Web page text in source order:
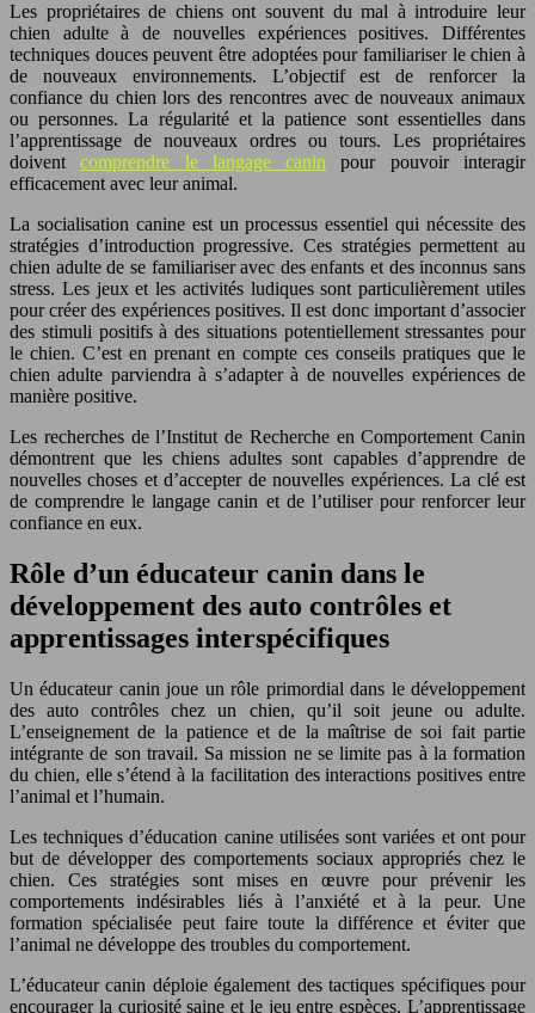
Les propriétaires de chiens ont souvent du mal à introduire leur
chien adulte à de nouvelles expériences positives. Différentes
techniques douces peuvent être adoptées pour familiariser le chien à
de nouveaux environnements. L’objectif est de renforcer la
confiance du chien lors des rencontres avec de nouveaux animaux
ou personnes. La régularité et la patience sont essentielles dans
l’apprentissage de nouveaux ordres ou tours. Les propriétaires
doiventcomprendre le langage canin pour pouvoir interagir
efficacement avec leur animal.
La socialisation canine est un processus essentiel qui nécessite des
stratégies d’introduction progressive. Ces stratégies permettent au
chien adulte de se familiariser avec des enfants et des inconnus sans
stress. Les jeux et les activités ludiques sont particulièrement utiles
pour créer des expériences positives. Il est donc important d’associer
des stimuli positifs à des situations potentiellement stressantes pour
le chien. C’est en prenant en compte ces conseils pratiques que le
chien adulte parviendra à s’adapter à de nouvelles expériences de
manière positive.
Les recherches de l’Institut de Recherche en Comportement Canin
démontrent que les chiens adultes sont capables d’apprendre de
nouvelles choses et d’accepter de nouvelles expériences. La clé est
de comprendre le langage canin et de l’utiliser pour renforcer leur
confiance en eux.
Rôle d’un éducateur canin dans le
développement des auto contrôles et
apprentissages interspécifiques
Un éducateur canin joue un rôle primordial dans le développement
des auto contrôles chez un chien, qu’il soit jeune ou adulte.
L’enseignement de la patience et de la maîtrise de soi fait partie
intégrante de son travail. Sa mission ne se limite pas à la formation
du chien, elle s’étend à la facilitation des interactions positives entre
l’animal et l’humain.
Les techniques d’éducation canine utilisées sont variées et ont pour
but de développer des comportements sociaux appropriés chez le
chien. Ces stratégies sont mises en œuvre pour prévenir les
comportements indésirables liés à l’anxiété et à la peur. Une
formation spécialisée peut faire toute la différence et éviter que
l’animal ne développe des troubles du comportement.
L’éducateur canin déploie également des tactiques spécifiques pour
encourager la curiosité saine et le jeu entre espèces. L’apprentissage